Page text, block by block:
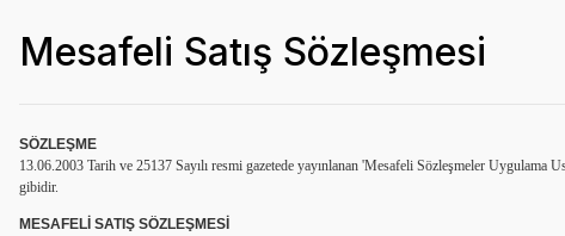
Mesafeli Satış Sözleşmesi
SÖZLEŞME
13.06.2003 Tarih ve 25137 Sayılı resmi gazetede yayınlanan 'Mesafeli Sözleşmeler Uygulama
gibidir.
MESAFELİ SATIŞ SÖZLEŞMESİ